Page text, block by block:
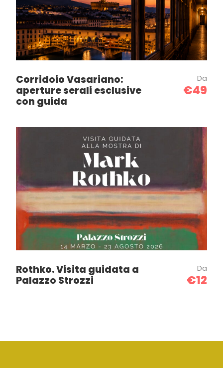
Corridoio Vasariano:
aperture serali esclusive
con guida
Da
€49
Rothko. Visita guidata a
Palazzo Strozzi
Da
€12